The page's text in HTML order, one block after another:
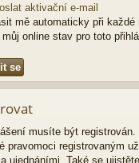
aktivační e-mail
mě automaticky při každé
online stav pro toto
musíte být
pravomoci registrovaným
ujednáními. Také se